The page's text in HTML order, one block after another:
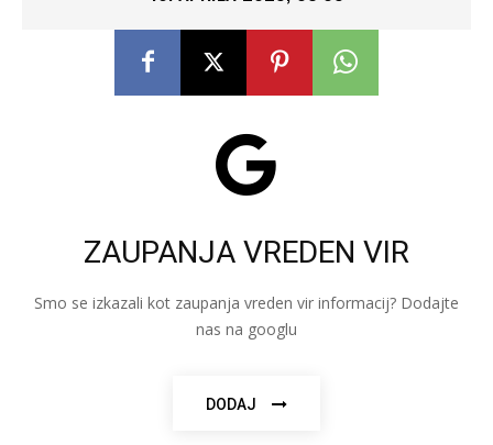
ZAUPANJA VREDEN VIR
Smo se izkazali kot zaupanja vreden vir informacij? Dodajte
nas na googlu
DODAJ